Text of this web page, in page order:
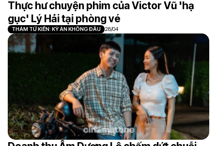
Thực hư chuyện phim của Victor Vũ 'hạ
gục' Lý Hải tại phòng vé
THÁM TỬ KIÊN: KỲ ÁN KHÔNG ĐẦU 28/04